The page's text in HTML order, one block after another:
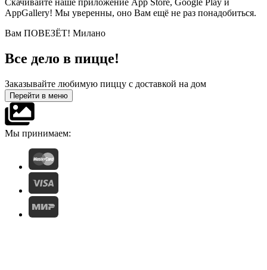
AppGallery! Мы уверенны, оно Вам ещё не раз понадобиться.
Вам ПОВЕЗЁТ! Милано
Все дело в пицце!
Заказывайте любимую пиццу с доставкой на дом
Перейти в меню
Мы принимаем: